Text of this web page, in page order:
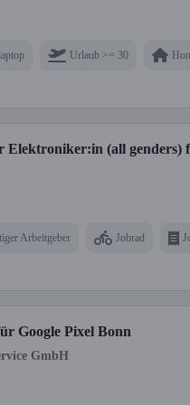
Urlaub >= 30
(all genders)
Arbeitgeber Jobrad
Google Pixel Bonn
GmbH